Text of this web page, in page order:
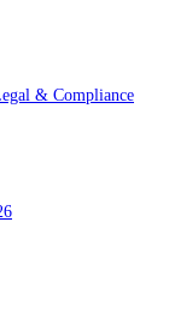
& Compliance